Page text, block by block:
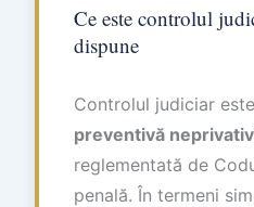
Ce este controlul
dispune
Controlul judiciar
preventivă
reglementată de
penală. În termeni